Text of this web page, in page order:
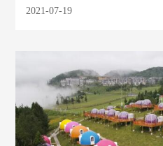
款特色民宿身心与自然融合的浪
2021-07-19